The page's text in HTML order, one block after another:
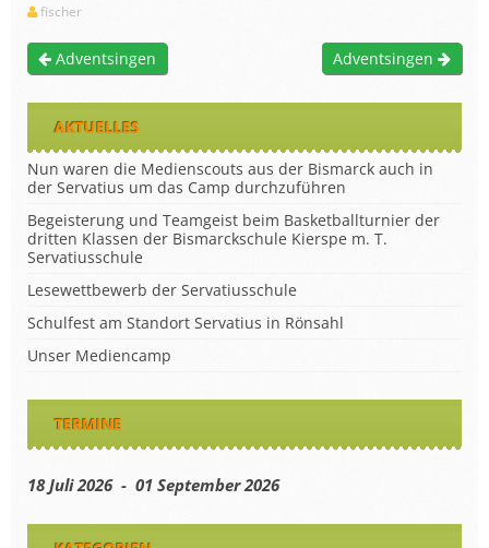
fischer
Adventsingen Adventsingen
AKTUELLES
Nun waren die Medienscouts aus der Bismarck auch in
der Servatius um das Camp durchzuführen
Begeisterung und Teamgeist beim Basketballturnier der
dritten Klassen der Bismarckschule Kierspe m. T.
Servatiusschule
Lesewettbewerb der Servatiusschule
Schulfest am Standort Servatius in Rönsahl
Unser Mediencamp
TERMINE
18 Juli 2026 - 01 September 2026